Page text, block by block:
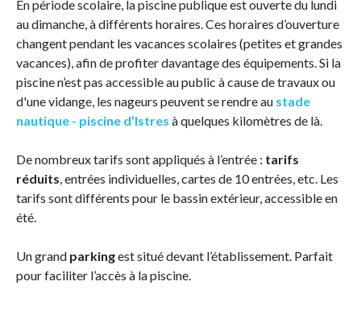
En période scolaire, la piscine publique est ouverte du lundi
au dimanche, à différents horaires. Ces horaires d’ouverture
changent pendant les vacances scolaires (petites et grandes
vacances), afin de profiter davantage des équipements. Si la
piscine n’est pas accessible au public à cause de travaux ou
d'une vidange, les nageurs peuvent se rendre au stade
nautique - piscine d’Istres à quelques kilomètres de là.
De nombreux tarifs sont appliqués à l’entrée : tarifs
réduits, entrées individuelles, cartes de 10 entrées, etc. Les
tarifs sont différents pour le bassin extérieur, accessible en
été.
Un grand parkingest situé devant l’établissement. Parfait
pour faciliter l’accès à la piscine.